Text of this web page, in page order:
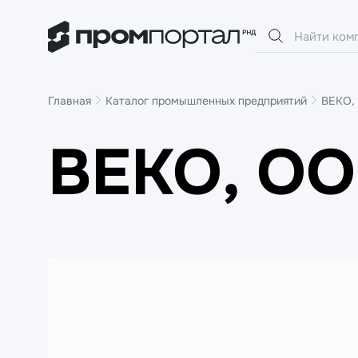
Главная Каталог промышленных предприятий
ВЕКО,